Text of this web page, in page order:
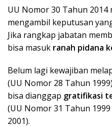
UU Nomor 30 Tahun
mengambil keputusan
Jika rangkap jabatan
bisa masuk ranah pidana
Belum lagi kewajiban
(UU Nomor 28 Tahun
bisa dianggap gratifikasi
(UU Nomor 31 Tahun
2001).